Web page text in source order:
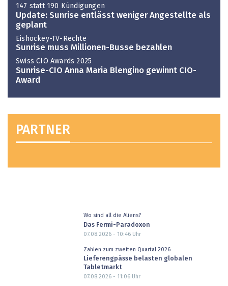
147 statt 190 Kündigungen
Update: Sunrise entlässt weniger Angestellte als
geplant
Eishockey-TV-Rechte
Sunrise muss Millionen-Busse bezahlen
Swiss CIO Awards 2025
Sunrise-CIO Anna Maria Blengino gewinnt CIO-
Award
PARTNER
Wo sind all die Aliens?
Das Fermi-Paradoxon
07.08.2026 - 10:46Uhr
Zahlen zum zweiten Quartal 2026
Lieferengpässe belasten globalen
Tabletmarkt
07.08.2026 - 11:06Uhr